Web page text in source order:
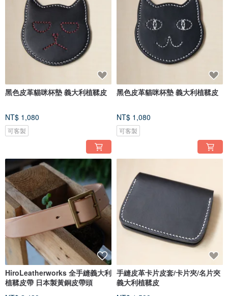
黑色皮革貓咪杯墊 義大利植鞣皮
NT$ 1,080
可客製
黑色皮革貓咪杯墊 義大利植鞣皮
NT$ 1,080
可客製
HiroLeatherworks 全手縫義大利
植鞣皮帶 日本製黃銅皮帶頭
手縫皮革卡片皮套/卡片夾/名片夾
義大利植鞣皮